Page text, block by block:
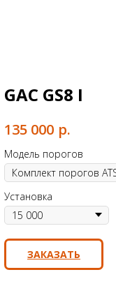
GAC GS8 I
135 000 р.
Модель порогов
Установка
ЗАКАЗАТЬ